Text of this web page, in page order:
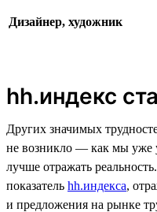
Дизайнер, художник
hh.индекс
Других значимых
не возникло — как мы уже
лучше отражать
показатель hh.индекса,
и предложения на рынке